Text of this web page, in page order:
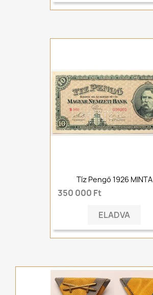
Tíz Pengő 1926 MINTA
350 000 Ft
ELADVA